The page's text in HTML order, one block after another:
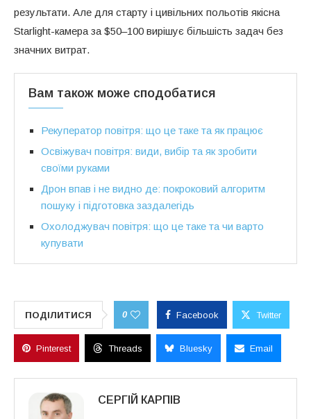
результати. Але для старту і цивільних польотів якісна
Starlight-камера за $50–100 вирішує більшість задач без
значних витрат.
Вам також може сподобатися
Рекуператор повітря: що це таке та як працює
Освіжувач повітря: види, вибір та як зробити
своїми руками
Дрон впав і не видно де: покроковий алгоритм
пошуку і підготовка заздалегідь
Охолоджувач повітря: що це таке та чи варто
купувати
ПОДІЛИТИСЯ 0 Facebook Twitter
Pinterest Threads Bluesky Email
СЕРГІЙ КАРПІВ